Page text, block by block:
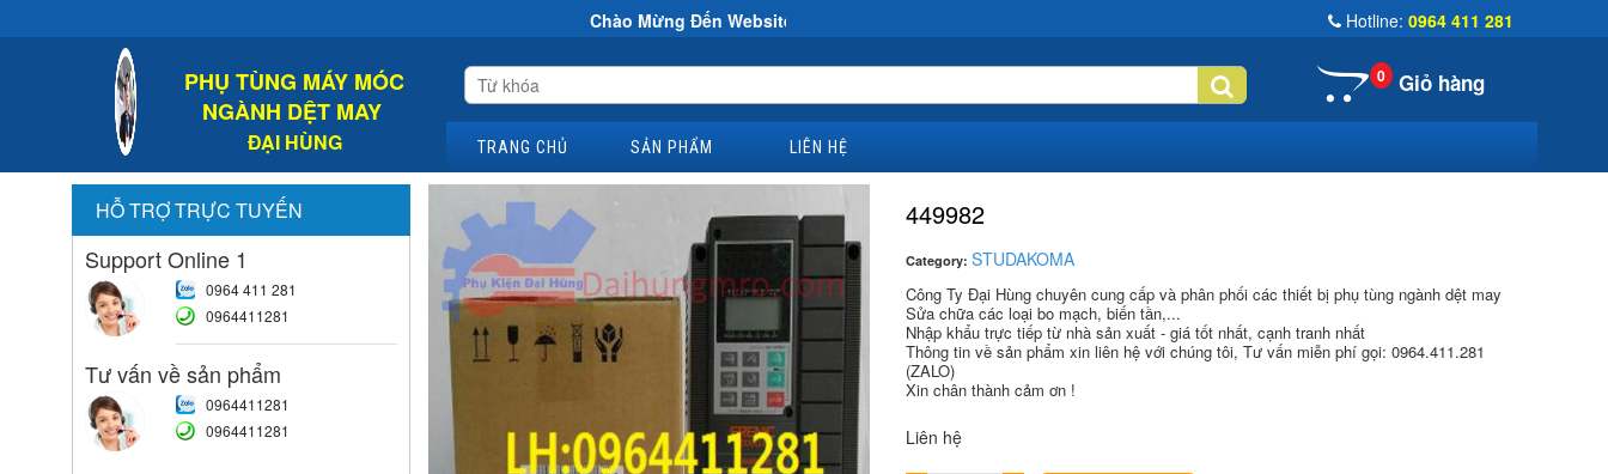
Chào Mừng Đến Website Đại Hùng Co Hotline: 0964 411 281
PHỤ TÙNG MÁY MÓC
NGÀNH DỆT MAY
ĐẠI HÙNG
0 Giỏ hàng
TRANG CHỦ SẢN PHẨM LIÊN HỆ
HỖ TRỢ TRỰC TUYẾN
Support Online 1
0964 411 281
0964411281
Tư vấn về sản phẩm
0964411281
0964411281
449982
Category: STUDAKOMA
Công Ty Đại Hùng chuyên cung cấp và phân phối các thiết bị phụ tùng ngành dệt may
Sửa chữa các loại bo mạch, biến tần,...
Nhập khẩu trực tiếp từ nhà sản xuất - giá tốt nhất, cạnh tranh nhất
Thông tin về sản phẩm xin liên hệ với chúng tôi, Tư vấn miễn phí gọi: 0964.411.281
(ZALO)
Xin chân thành cảm ơn !
Liên hệ